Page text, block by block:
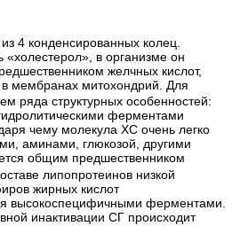
4 конденсированных колец.
в организме он
желчных кислот,
мембранах митохондрий. Для
ряда структурных особенностей:
ферментами
чему молекула ХС очень легко
аминами, глюкозой, другими
общим предшественником
липопротеинов низкой
жирных кислот
высокоспецифичными ферментами.
инактивации СГ происходит